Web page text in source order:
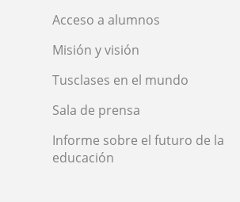
Acceso a alumnos
Misión y visión
Tusclases en el mundo
Sala de prensa
Informe sobre el futuro de la
educación